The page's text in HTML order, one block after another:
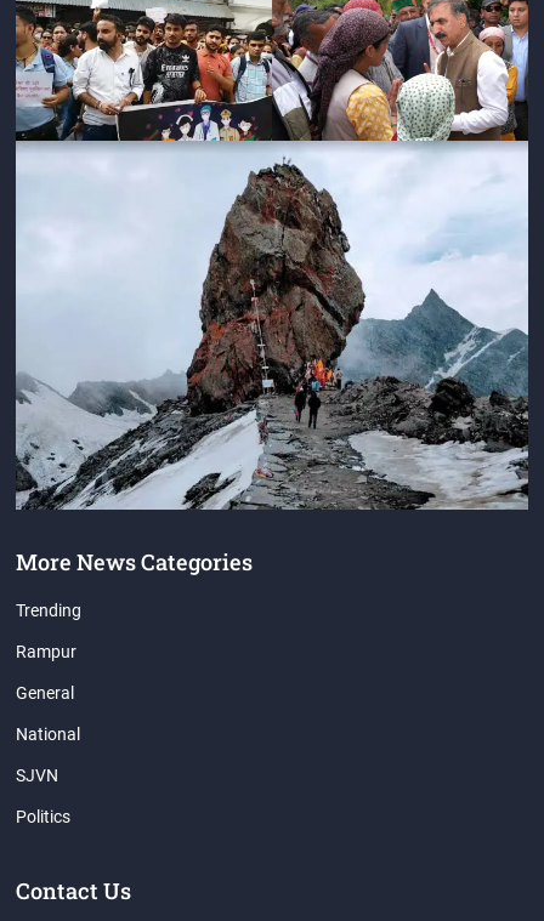
More News Categories
Trending
Rampur
General
National
SJVN
Politics
Contact Us